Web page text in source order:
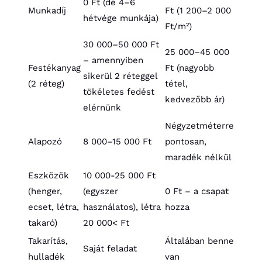
Munkadíj
0 Ft (de 4–6
hétvége munkája)
Ft (1 200–2 000
Ft/m²)
Festékanyag
(2 réteg)
30 000–50 000 Ft
– amennyiben
sikerül 2 réteggel
tökéletes fedést
elérnünk
25 000–45 000
Ft (nagyobb
tétel,
kedvezőbb ár)
Alapozó 8 000–15 000 Ft
Négyzetméterre
pontosan,
maradék nélkül
Eszközök
(henger,
ecset, létra,
takaró)
10 000-25 000 Ft
(egyszer
használatos), létra
20 000< Ft
0 Ft – a csapat
hozza
Takarítás,
hulladék
Saját feladat
Általában benne
van